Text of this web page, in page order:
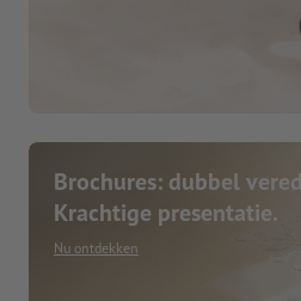
Brochures: dubbel
Krachtige presentatie.
Nu ontdekken